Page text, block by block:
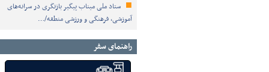
ستاد ملی میناب پیگیر بازنگری در سرانه‌های
آموزشی، فرهنگی و ورزشی منطقه/…
راهنمای سفر